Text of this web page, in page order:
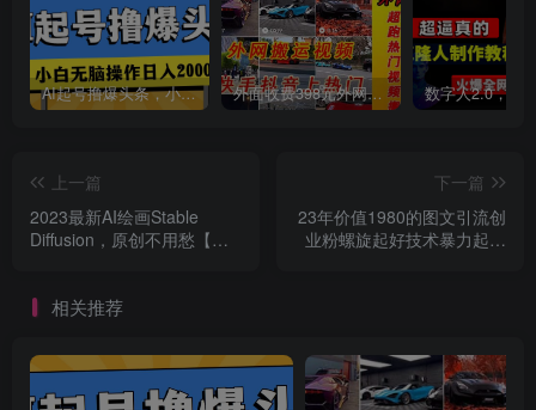
AI起号撸爆头条，小白也能操作，日入2000+ 外面收费398元外网超跑豪车汽车视频搬运至快手抖音上热门项目
上一篇
2023最新AI绘画Stable
Diffusion，原创不用愁【软
下一篇
23年价值1980的图文引流创
业粉螺旋起好技术暴力起粉
相关推荐